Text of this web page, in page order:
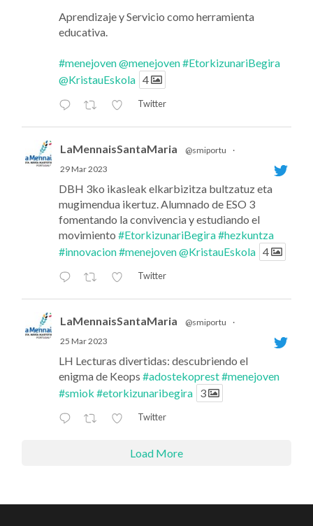
Aprendizaje y Servicio como herramienta
educativa.
#menejoven@menejoven#EtorkizunariBegira
@KristauEskola 4
Twitter
LaMennaisSantaMaria @smiportu
·
29 Mar 2023
DBH 3ko ikasleak elkarbizitza bultzatuz eta
mugimendua ikertuz. Alumnado de ESO 3
fomentando la convivencia y estudiando el
movimiento#EtorkizunariBegira#hezkuntza
#innovacion#menejoven@KristauEskola 4
Twitter
LaMennaisSantaMaria @smiportu
·
25 Mar 2023
LH Lecturas divertidas: descubriendo el
enigma de Keops#adostekoprest#menejoven
#smiok #etorkizunaribegira 3
Twitter
Load More